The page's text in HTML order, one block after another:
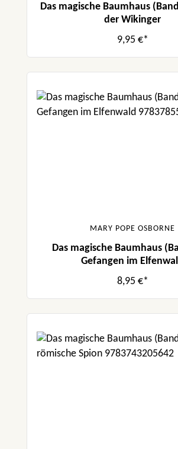
Das magische Baumhaus
der Wikinger
9,95 €*
MARY POPE OSBORNE
Das magische Baumhaus
Gefangen im
8,95 €*